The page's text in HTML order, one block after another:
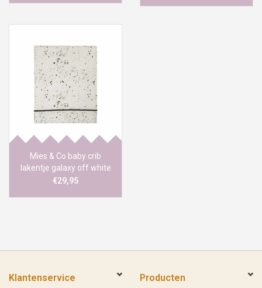
Mies & Co baby crib
lakentje galaxy off white
80x100
€29,95
Klantenservice Producten